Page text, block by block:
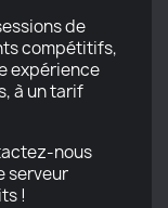
de
compétitifs,
expérience
à un tarif
nous
serveur
!